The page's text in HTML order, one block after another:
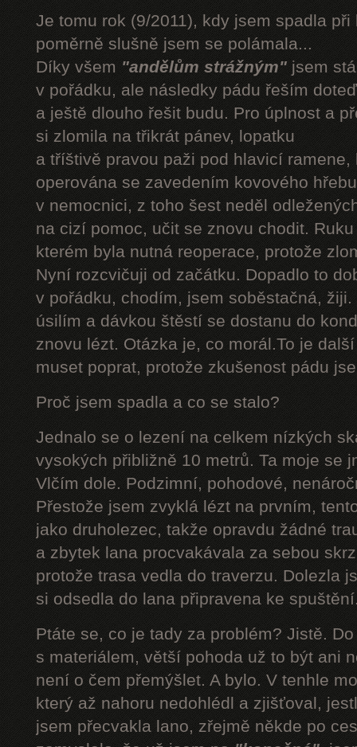
Je tomu rok (9/2011), kdy jsem spadla
poměrně slušně jsem se polámala...
Díky všem "andělům strážným" jsem
v pořádku, ale následky pádu řeším doteď
a ještě dlouho řešit budu. Pro úplnost a
si zlomila na třikrát pánev, lopatku
a tříštivě pravou paži pod hlavicí ramene,
operována se zavedením kovového
v nemocnici, z toho šest neděl
na cizí pomoc, učit se znovu chodit.
kterém byla nutná reoperace, protože
Nyní rozcvičuji od začátku. Dopadlo to
v pořádku, chodím, jsem soběstačná,
úsilím a dávkou štěstí se dostanu do
znovu lézt. Otázka je, co morál.To je
muset poprat, protože zkušenost pádu
Proč jsem spadla a co se stalo?
Jednalo se o lezení na celkem nízkých
vysokých přibližně 10 metrů. Ta moje se
Vlčím dole. Podzimní, pohodové,
Přestože jsem zvyklá lézt na prvním,
jako druholezec, takže opravdu žádné
a zbytek lana procvakávala za sebou
protože trasa vedla do traverzu. Dolezla
si odsedla do lana připravena ke
Ptáte se, co je tady za problém? Jistě.
s materiálem, větší pohoda už to být ani
není o čem přemýšlet. A bylo. V tenhle
který až nahoru nedohlédl a zjišťoval,
jsem přecvakla lano, zřejmě někde po